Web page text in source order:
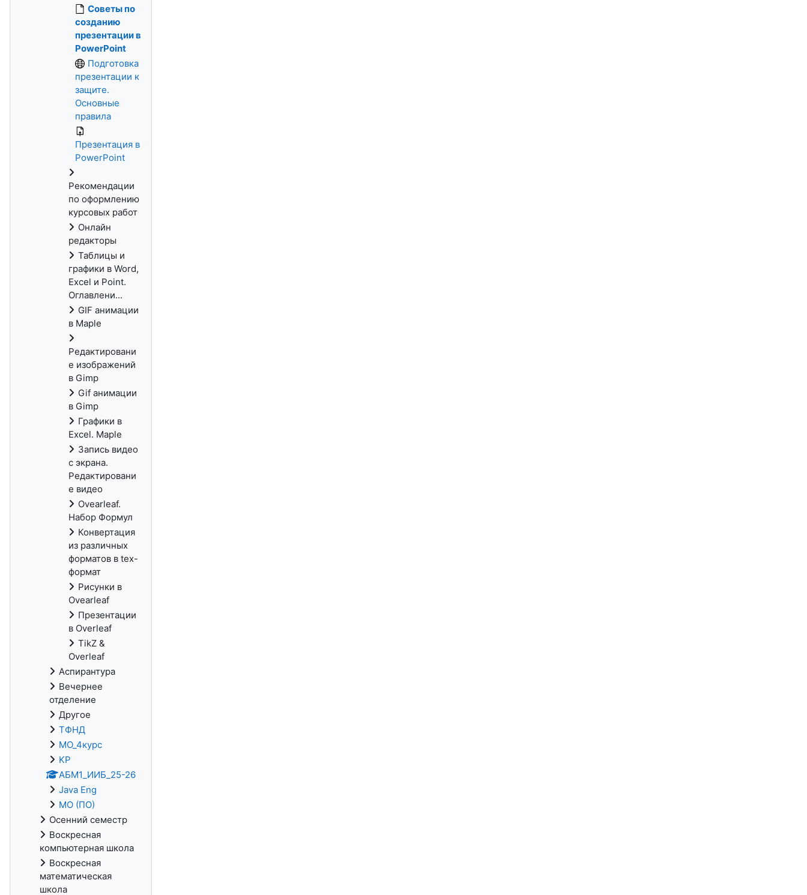
Советы по
созданию
презентации в
PowerPoint
Подготовка
презентации к
защите.
Основные
правила
Презентация в
PowerPoint
Рекомендации
по оформлению
курсовых работ
Онлайн
редакторы
Таблицы и
графики в Word,
Excel и Point.
Оглавлени...
GIF анимации
в Maple
Редактировани
е изображений
в Gimp
Gif анимации
в Gimp
Графики в
Excel. Maple
Запись видео
с экрана.
Редактировани
е видео
Ovearleaf.
Набор Формул
Конвертация
из различных
форматов в tex-
формат
Рисунки в
Ovearleaf
Презентации
в Overleaf
TikZ &
Overleaf
Аспирантура
Вечернее
отделение
Другое
ТФНД
МО_4курс
KP
АБМ1_ИИБ_25-26
Java Eng
МО (ПО)
Осенний семестр
Воскресная
компьютерная школа
Воскресная
математическая
школа